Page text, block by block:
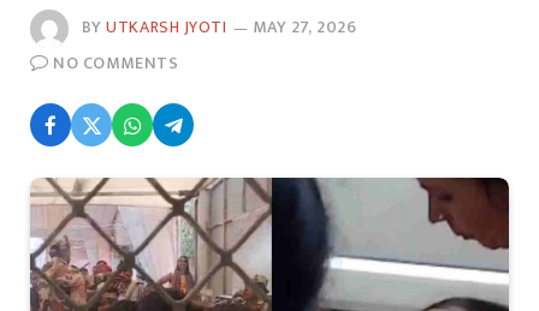
BYUTKARSH JYOTI
MAY 27, 2026
NO COMMENTS